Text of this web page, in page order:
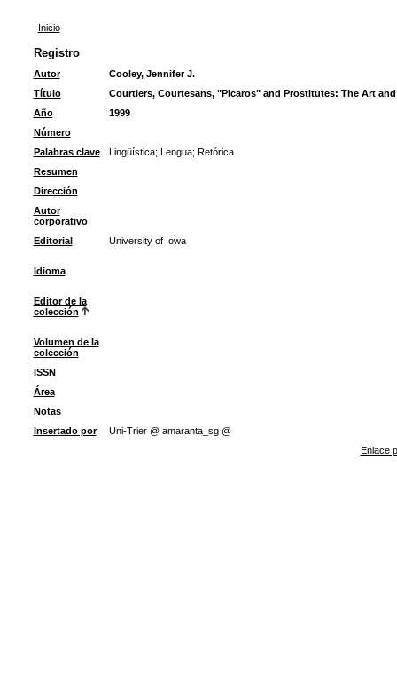
Inicio
Registro
Autor
Cooley, Jennifer J.
Título
Courtiers, Courtesans, "Picaros" and Prostitutes: The Art
Año
1999
Número
Palabras clave
Lingüística; Lengua; Retórica
Resumen
Dirección
Autor
corporativo
Editorial
University of Iowa
Idioma
Editor de la
colección
Volumen de la
colección
ISSN
Área
Notas
Insertado por
Uni-Trier @ amaranta_sg @
Enlace